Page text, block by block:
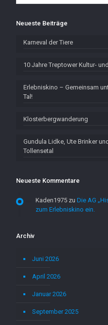
Neueste Beiträge
Karneval der Tiere
10 Jahre Treptower Kultur-
Erlebniskino – Gemeinsam
Tal!
Klosterbergwanderung
Gundula Lidke, Ute Brinker
Tollensetal
Neueste Kommentare
Kaden1975 zu Die AG
zum Erlebniskino ein.
Archiv
Juni 2026
April 2026
Januar 2026
September 2025